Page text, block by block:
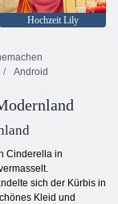
Hochzeit Lily
Android
Cinderella in
sich der Kürbis in
Kleid und